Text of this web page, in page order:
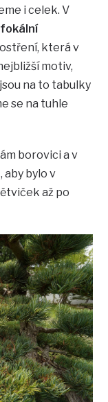
i celek. V
která v
motiv,
na to tabulky
se na tuhle
borovici a v
aby bylo v
až po